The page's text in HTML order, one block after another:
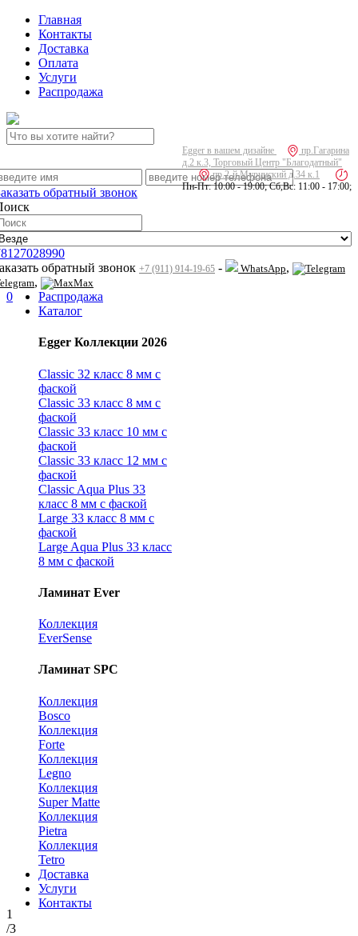
Главная
Контакты
Доставка
Оплата
Услуги
Распродажа
Egger в вашем дизайне
пр.Гагарина
д.2 к.3, Торговый Центр "Благодатный"
пр.2-й Муринский д.34 к.1
Пн-Пт: 10:00 - 19:00; Сб,Вс: 11:00 - 17:00;
обратный звонок
обратный звонок +7 (911) 914-19-65 - WhatsApp,
, Max
0
Распродажа
Каталог
Egger Коллекции 2026
Classic 32 класс 8 мм с
фаской
Classic 33 класс 8 мм с
фаской
Classic 33 класс 10 мм с
фаской
Classic 33 класс 12 мм с
фаской
Classic Aqua Plus 33
класс 8 мм с фаской
Large 33 класс 8 мм с
фаской
Large Aqua Plus 33 класс
8 мм с фаской
Ламинат Ever
Коллекция
EverSense
Ламинат SPC
Коллекция
Bosco
Коллекция
Forte
Коллекция
Legno
Коллекция
Super Matte
Коллекция
Pietra
Коллекция
Tetro
Доставка
Услуги
Контакты
1
/3